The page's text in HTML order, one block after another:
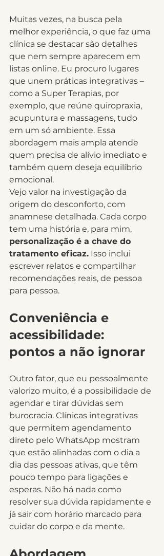
Muitas vezes, na busca pela
melhor experiência, o que faz uma
clínica se destacar são detalhes
que nem sempre aparecem em
listas online. Eu procuro lugares
que unem práticas integrativas –
como a Super Terapias, por
exemplo, que reúne quiropraxia,
acupuntura e massagens, tudo
em um só ambiente. Essa
abordagem mais ampla atende
quem precisa de alívio imediato e
também quem deseja equilíbrio
emocional.
Vejo valor na investigação da
origem do desconforto, com
anamnese detalhada. Cada corpo
tem uma história e, para mim,
personalização é a chave do
tratamento eficaz. Isso inclui
escrever relatos e compartilhar
recomendações reais, de pessoa
para pessoa.
Conveniência e
acessibilidade:
pontos a não ignorar
Outro fator, que eu pessoalmente
valorizo muito, é a possibilidade de
agendar e tirar dúvidas sem
burocracia. Clínicas integrativas
que permitem agendamento
direto pelo WhatsApp mostram
que estão alinhadas com o dia a
dia das pessoas ativas, que têm
pouco tempo para ligações e
esperas. Não há nada como
resolver sua dúvida rapidamente e
já sair com horário marcado para
cuidar do corpo e da mente.